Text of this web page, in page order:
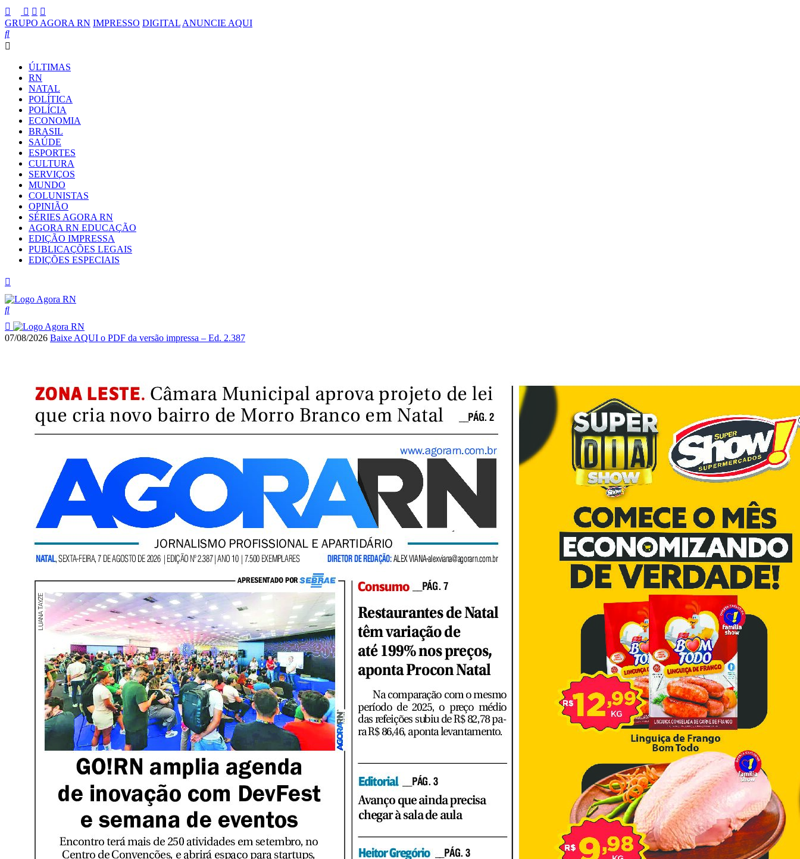
GRUPO AGORA RN IMPRESSO DIGITAL ANUNCIE AQUI
ÚLTIMAS
RN
NATAL
POLÍTICA
POLÍCIA
ECONOMIA
BRASIL
SAÚDE
ESPORTES
CULTURA
SERVIÇOS
MUNDO
COLUNISTAS
OPINIÃO
SÉRIES AGORA RN
AGORA RN EDUCAÇÃO
EDIÇÃO IMPRESSA
PUBLICAÇÕES LEGAIS
EDIÇÕES ESPECIAIS
07/08/2026 Baixe AQUI o PDF da versão impressa – Ed. 2.387